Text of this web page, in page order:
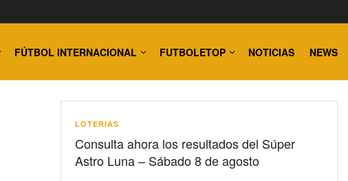
FÚTBOL INTERNACIONAL FUTBOLETOP NOTICIAS NEWS
LOTERIAS
Consulta ahora los resultados del Súper
Astro Luna – Sábado 8 de agosto